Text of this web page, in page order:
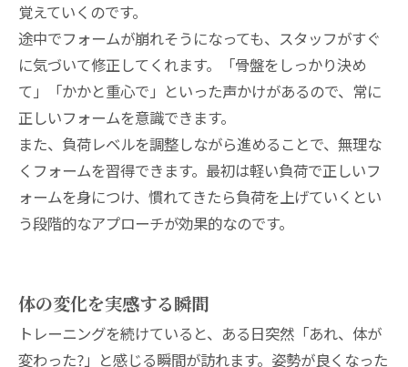
覚えていくのです。
途中でフォームが崩れそうになっても、スタッフがすぐ
に気づいて修正してくれます。「骨盤をしっかり決め
て」「かかと重心で」といった声かけがあるので、常に
正しいフォームを意識できます。
また、負荷レベルを調整しながら進めることで、無理な
くフォームを習得できます。最初は軽い負荷で正しいフ
ォームを身につけ、慣れてきたら負荷を上げていくとい
う段階的なアプローチが効果的なのです。
体の変化を実感する瞬間
トレーニングを続けていると、ある日突然「あれ、体が
変わった?」と感じる瞬間が訪れます。姿勢が良くなった